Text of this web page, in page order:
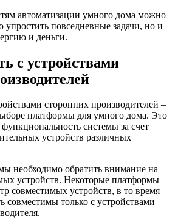
автоматизации умного дома можно
упростить повседневные задачи, но и
и деньги.
с устройствами
сторонних производителей –
платформы для умного дома. Это
системы за счет
устройств различных
необходимо обратить внимание на
устройств. Некоторые платформы
совместимых устройств, в то время
совместимы только с устройствами